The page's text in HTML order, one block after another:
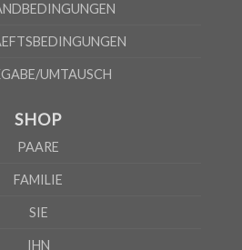
UMTAUSCH
SHOP
PAARE
FAMILIE
SIE
IHN